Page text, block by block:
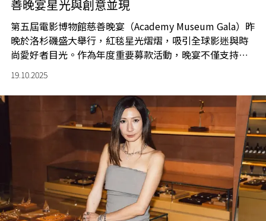
善晚宴星光與創意並現
第五屆電影博物館慈善晚宴（Academy Museum Gala）昨
晚於洛杉磯盛大舉行，紅毯星光熠熠，吸引全球影迷與時
尚愛好者目光。作為年度重要募款活動，晚宴不僅支持電
度盛事。
19.10.2025